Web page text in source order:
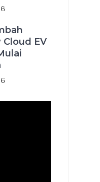
Cloud EV